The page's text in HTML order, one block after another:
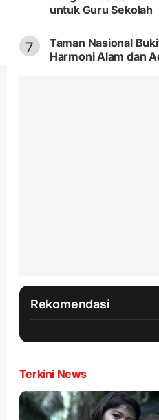
untuk Guru Sekolah
7
Taman Nasional
Harmoni Alam dan
Rekomendasi
Terkini News